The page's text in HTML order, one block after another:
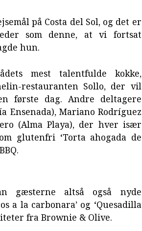
på Costa del Sol, og det er
som denne, at vi fortsat
hun.
mest talentfulde kokke,
restauranten Sollo, der vil
første dag. Andre deltagere
Ensenada), Mariano Rodríguez
(Alma Playa), der hver især
glutenfri ‘Torta ahogada de
gæsterne altså også nyde
a la carbonara’ og ‘Quesadilla
fra Brownie & Olive.